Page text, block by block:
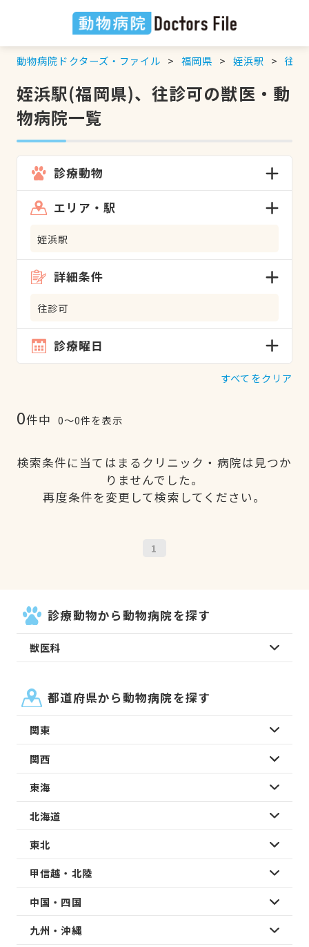
動物病院ドクターズ・ファイル 福岡県 姪浜駅 往診
姪浜駅(福岡県)、往診可の獣医・動
物病院一覧
診療動物
エリア・駅
姪浜駅
詳細条件
往診可
診療曜日
すべてをクリア
0件中 0〜0件を表示
検索条件に当てはまるクリニック・病院は見つか
りませんでした。
再度条件を変更して検索してください。
1
診療動物から動物病院を探す
獣医科
都道府県から動物病院を探す
関東
関西
東海
北海道
東北
甲信越・北陸
中国・四国
九州・沖縄